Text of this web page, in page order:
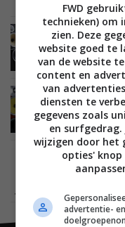
BEELD 12
Review:
CM5 S2
AUDIO
B&W
serie
BEELD 03
Review:
FWD
technieken) om
zien. Deze
website goed te
van de website
content en
van
diensten te
gegevens zoals
en
wijzigen door het
opties'
advertentie-